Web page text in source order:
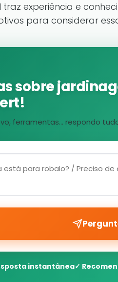
traz experiência e
para considerar
sobre
ferramentas... respondo
instantânea✓